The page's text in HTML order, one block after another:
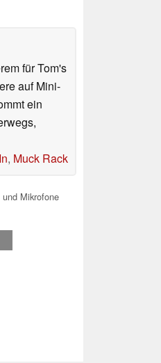
für Tom's
auf Mini-
ein
, Muck Rack
Mikrofone